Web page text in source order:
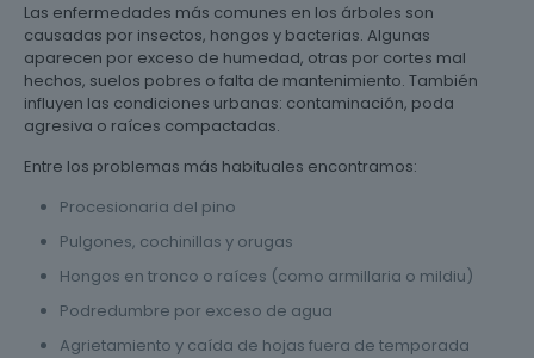
Las enfermedades más comunes en los árboles son
causadas por insectos, hongos y bacterias. Algunas
aparecen por exceso de humedad, otras por cortes mal
hechos, suelos pobres o falta de mantenimiento. También
influyen las condiciones urbanas: contaminación, poda
agresiva o raíces compactadas.
Entre los problemas más habituales encontramos:
Procesionaria del pino
Pulgones, cochinillas y orugas
Hongos en tronco o raíces (como armillaria o mildiu)
Podredumbre por exceso de agua
Agrietamiento y caída de hojas fuera de temporada